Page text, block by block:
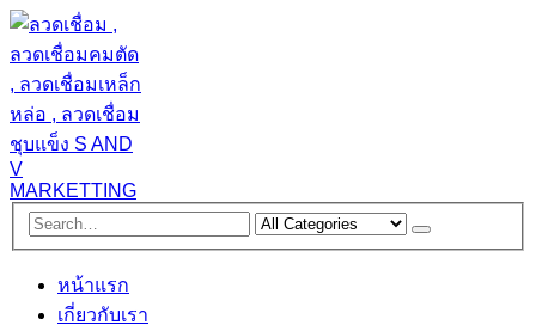
หน้าแรก
เกี่ยวกับเรา